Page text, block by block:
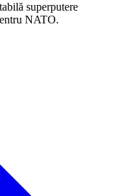
superputere
NATO.